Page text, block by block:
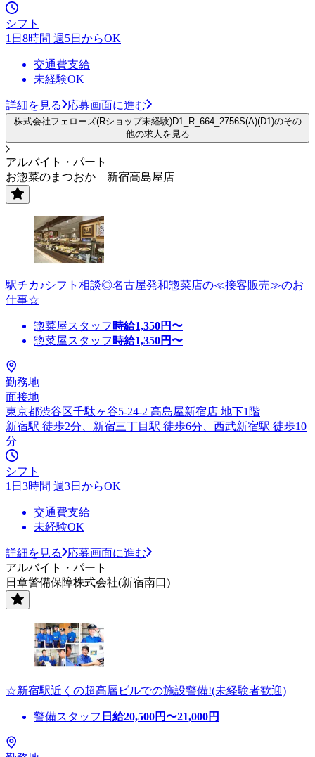
シフト
1日8時間 週5日からOK
交通費支給
未経験OK
詳細を見る 応募画面に進む
株式会社フェローズ(Rショップ未経験)D1_R_664_2756S(A)(D1)のその
他の求人を見る
アルバイト・パート
お惣菜のまつおか 新宿高島屋店
駅チカ♪シフト相談◎名古屋発和惣菜店の≪接客販売≫のお
仕事☆
惣菜屋スタッフ 時給1,350円〜
惣菜屋スタッフ 時給1,350円〜
勤務地
面接地
東京都渋谷区千駄ヶ谷5-24-2 高島屋新宿店 地下1階
新宿駅 徒歩2分、新宿三丁目駅 徒歩6分、西武新宿駅 徒歩10
分
シフト
1日3時間 週3日からOK
交通費支給
未経験OK
詳細を見る
応募画面に進む
アルバイト・パート
日章警備保障株式会社(新宿南口)
☆新宿駅近くの超高層ビルでの施設警備!(未経験者歓迎)
警備スタッフ 日給20,500円〜21,000円